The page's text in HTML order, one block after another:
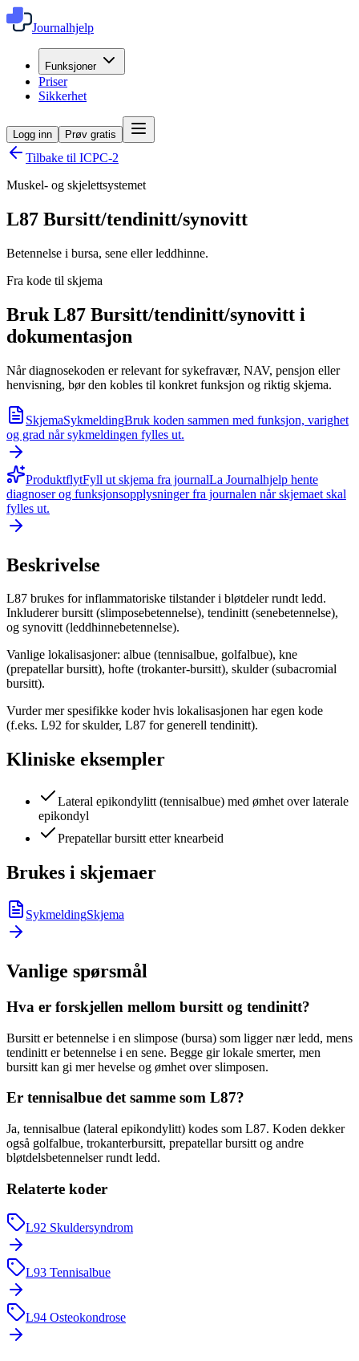
Journalhjelp
Funksjoner
Priser
Sikkerhet
Logg inn Prøv gratis
Tilbake til ICPC-2
Muskel- og skjelettsystemet
L87 Bursitt/tendinitt/synovitt
Betennelse i bursa, sene eller leddhinne.
Fra kode til skjema
Bruk L87 Bursitt/tendinitt/synovitt i
dokumentasjon
Når diagnosekoden er relevant for sykefravær, NAV, pensjon eller
henvisning, bør den kobles til konkret funksjon og riktig skjema.
SkjemaSykmeldingBruk koden sammen med funksjon, varighet
og grad når sykmeldingen fylles ut.
ProduktflytFyll ut skjema fra journalLa Journalhjelp hente
diagnoser og funksjonsopplysninger fra journalen når skjemaet skal
fylles ut.
Beskrivelse
L87 brukes for inflammatoriske tilstander i bløtdeler rundt ledd.
Inkluderer bursitt (slimposebetennelse), tendinitt (senebetennelse),
og synovitt (leddhinnebetennelse).
Vanlige lokalisasjoner: albue (tennisalbue, golfalbue), kne
(prepatellar bursitt), hofte (trokanter-bursitt), skulder (subacromial
bursitt).
Vurder mer spesifikke koder hvis lokalisasjonen har egen kode
(f.eks. L92 for skulder, L87 for generell tendinitt).
Kliniske eksempler
Lateral epikondylitt (tennisalbue) med ømhet over laterale
epikondyl
Prepatellar bursitt etter knearbeid
Brukes i skjemaer
SykmeldingSkjema
Vanlige spørsmål
Hva er forskjellen mellom bursitt og tendinitt?
Bursitt er betennelse i en slimpose (bursa) som ligger nær ledd, mens
tendinitt er betennelse i en sene. Begge gir lokale smerter, men
bursitt kan gi mer hevelse og ømhet over slimposen.
Er tennisalbue det samme som L87?
Ja, tennisalbue (lateral epikondylitt) kodes som L87. Koden dekker
også golfalbue, trokanterbursitt, prepatellar bursitt og andre
bløtdelsbetennelser rundt ledd.
Relaterte koder
L92 Skuldersyndrom
L93 Tennisalbue
L94 Osteokondrose